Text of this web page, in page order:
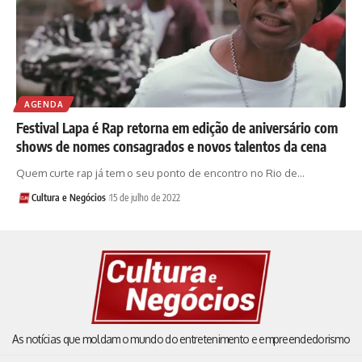
AGENDA
Festival Lapa é Rap retorna em edição de aniversário com
shows de nomes consagrados e novos talentos da cena
Quem curte rap já tem o seu ponto de encontro no Rio de…
Cultura e Negócios 15 de julho de 2022
As notícias que moldam o mundo do entretenimento e empreendedorismo